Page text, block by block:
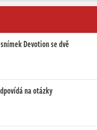
Devotion se dvě
na otázky